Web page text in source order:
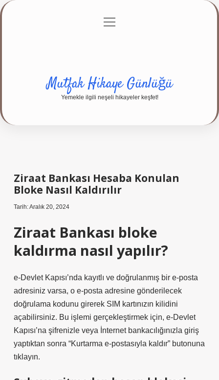
Gizlilik Politikası
menüyü
Mutfak Hikaye Günlüğü
Yemekle ilgili neşeli hikayeler keşfet!
Ziraat Bankası Hesaba Konulan
Bloke Nasıl Kaldırılır
Tarih: Aralık 20, 2024
Ziraat Bankası bloke
kaldırma nasıl yapılır?
e-Devlet Kapısı’nda kayıtlı ve doğrulanmış bir e-posta
adresiniz varsa, o e-posta adresine gönderilecek
doğrulama kodunu girerek SIM kartınızın kilidini
açabilirsiniz. Bu işlemi gerçekleştirmek için, e-Devlet
Kapısı’na şifrenizle veya İnternet bankacılığınızla giriş
yaptıktan sonra “Kurtarma e-postasıyla kaldır” butonuna
tıklayın.